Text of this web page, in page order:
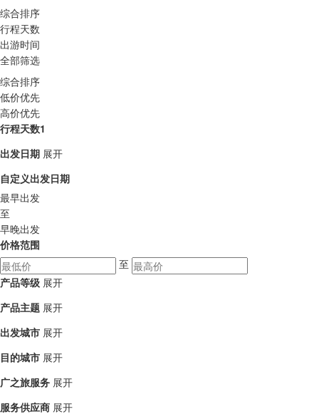
综合排序
行程天数
出游时间
全部筛选
综合排序
低价优先
高价优先
行程天数1
出发日期 展开
自定义出发日期
最早出发
至
早晚出发
价格范围
至
产品等级 展开
产品主题 展开
出发城市 展开
目的城市 展开
广之旅服务 展开
服务供应商 展开